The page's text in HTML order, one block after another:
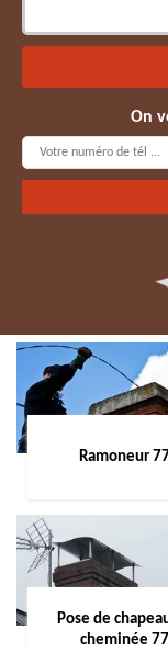
On
Ramoneur 77
Pose de
cheminée 77